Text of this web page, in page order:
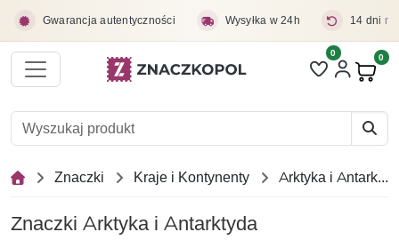
Gwarancja autentyczności Wysyłka w 24h 14 dni
Liczba pozycji
0 0
Znaczki Kraje i Kontynenty Arktyka i Antarktyda
Znaczki Arktyka i Antarktyda